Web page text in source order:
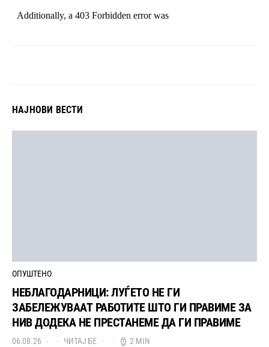
НАЈНОВИ ВЕСТИ
ОПУШТЕНО
НЕБЛАГОДАРНИЦИ: ЛУЃЕТО НЕ ГИ
ЗАБЕЛЕЖУВААТ РАБОТИТЕ ШТО ГИ ПРАВИМЕ ЗА
НИВ ДОДЕКА НЕ ПРЕСТАНЕМЕ ДА ГИ ПРАВИМЕ
06.08.26 ЧИТАЈ БЕ 2 MIN